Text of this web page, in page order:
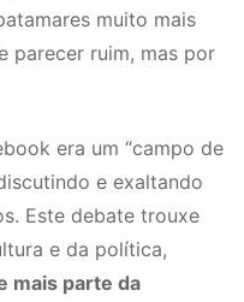
muito mais
parecer ruim, mas por
era um “campo de
e exaltando
Este debate trouxe
e da política,
mais parte da